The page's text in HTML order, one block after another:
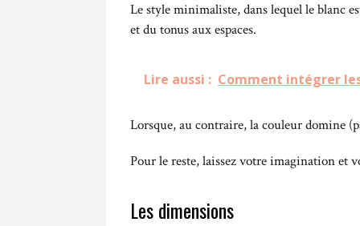
Le style minimaliste, dans lequel le blanc
et du tonus aux espaces.
Lire aussi : Comment intégrer
Lorsque, au contraire, la couleur domine
Pour le reste, laissez votre imagination et
Les dimensions